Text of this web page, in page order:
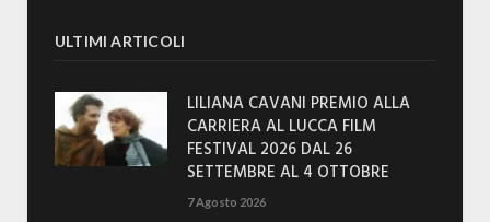
ULTIMI ARTICOLI
LILIANA CAVANI PREMIO ALLA
CARRIERA AL LUCCA FILM
FESTIVAL 2026 DAL 26
SETTEMBRE AL 4 OTTOBRE
7 Agosto 2026